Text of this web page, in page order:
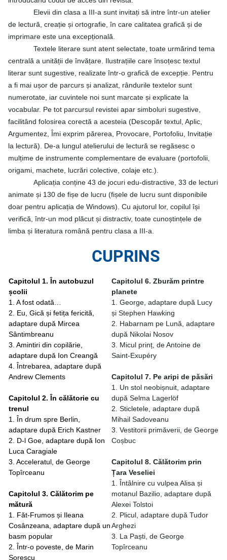
Elevii din clasa a III-a sunt invitați să intre într-un atelier
de lectură, creație și ortografie, în care calitatea grafică și de
imprimare este una excepțională.
Textele literare sunt atent selectate, toate urmărind tema
centrală a unității de învățare. Ilustrațiile care însoțesc textul
literar sunt sugestive, realizate într-o grafică de excepție. Pentru
a fi mai ușor de parcurs și analizat, rândurile textelor sunt
numerotate, iar cuvintele noi sunt marcate și explicate la
vocabular. Pe tot parcursul revistei apar simboluri sugestive,
facilitând folosirea corectă a acesteia (Descopăr textul, Aplic,
Argumentez, Îmi exprim părerea, Provocare, Portofoliu, Invitație
la lectură). De-a lungul atelierului de lectură se regăsesc o
mulțime de instrumente complementare de evaluare (portofolii,
origami, machete, lucrări colective, colaje etc.).
Aplicația conține 43 de jocuri edu-distractive, 33 de lecturi
animate și 130 de fișe de lucru (fișele de lucru sunt disponibile
doar pentru aplicația de Windows). Cu ajutorul lor, copilul își
verifică, într-un mod plăcut și distractiv, toate cunoștințele de
limba și literatura română pentru clasa a III-a.
CUPRINS
Capitolul 1. În autobuzul
școlii
1. A fost odată…
2. Eu, Gică și fetița fericită,
adaptare după Mircea
Sântimbreanu
3. Amintiri din copilărie,
adaptare după Ion Creangă
4. Întrebarea, adaptare după
Andrew Clements
Capitolul 2. În călătorie cu
trenul
1. În drum spre Berlin,
adaptare după Erich Kastner
2. D-l Goe, adaptare după Ion
Luca Caragiale
3. Acceleratul, de George
Topîrceanu
Capitolul 3. Călătorim pe
mătură
1. Făt-Frumos și Ileana
Cosânzeana, adaptare după un
basm popular
2. Într-o poveste, de Marin
Sorescu
Capitolul 6. Zburăm printre
planete
1. George, adaptare după Lucy
și Stephen Hawking
2. Habarnam pe Lună, adaptare
după Nikolai Nosov
3. Micul prinț, de Antoine de
Saint-Exupéry
Capitolul 7. Pe aripi de păsări
1. Un stol neobișnuit, adaptare
după Selma Lagerlöf
2. Sticletele, adaptare după
Mihail Sadoveanu
3. Vestitorii primăverii, de George
Coșbuc
Capitolul 8. Călătorim prin
Țara Veseliei
1. Întâlnire cu vulpea Alisa și
motanul Bazilio, adaptare după
Alexei Tolstoi
2. Plicul, adaptare după Tudor
Arghezi
3. La Paști, de George
Topîrceanu